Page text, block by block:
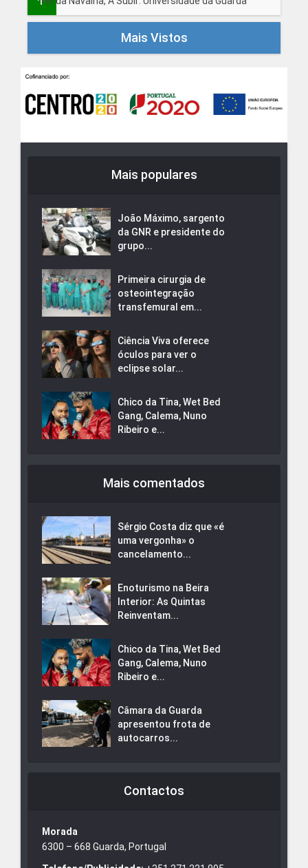
Mais Vistos
Mais populares
João Máximo, sargento
da GNR e presidente do
grupo...
Primeira cirurgia de
osteointegração
transfemural em...
Ciência Viva oferece
óculos para ver o
eclipse solar...
Chico da Tina, Wet Bed
Gang, Calema, Nuno
Ribeiro e...
Mais comentados
Sérgio Costa diz que «é
uma vergonha» o
cancelamento...
Enoturismo na Beira
Interior: As Quintas
Reinventam...
Chico da Tina, Wet Bed
Gang, Calema, Nuno
Ribeiro e...
Câmara da Guarda
apresentou frota de
autocarros...
Contactos
Morada
6300 – 668 Guarda, Portugal